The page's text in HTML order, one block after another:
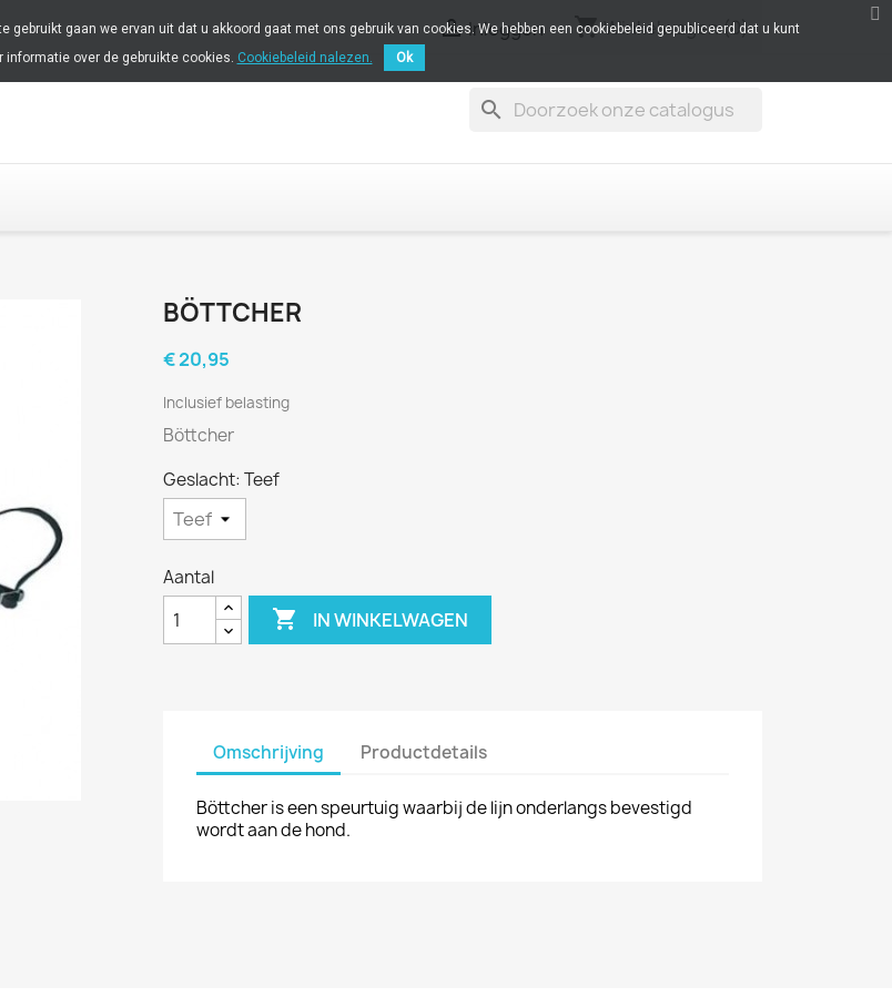
Inloggen shopping_cartWinkelwagen(0)
search
BÖTTCHER
€ 20,95
Inclusief belasting
Böttcher
Geslacht: Teef
Aantal
 IN WINKELWAGEN
Omschrijving Productdetails
Böttcher is een speurtuig waarbij de lijn onderlangs bevestigd
wordt aan de hond.
gaan we ervan uit dat u akkoord gaat met ons gebruik van cookies. We hebben een cookiebeleid gepubliceerd dat u kunt
informatie over de gebruikte cookies. Cookiebeleid nalezen. Ok